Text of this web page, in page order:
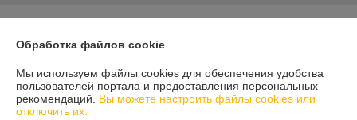
Юридическое лицо:
г.Минск ул.Семёнова д.35. каб.9
Регистрационный номер ЕГР: 193717200
Обработка файлов cookie
Мы используем файлы cookies для обеспечения удобства
пользователей портала и предоставления персональных
рекомендаций. Вы можете настроить файлы cookies или
отключить их.